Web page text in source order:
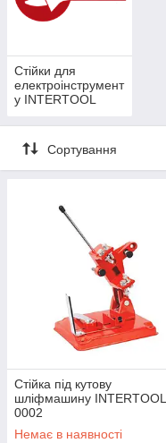
Стійки для
електроінструмент
у INTERTOOL
Сортування
Стійка під кутову
шліфмашину
0002
Немає в наявності